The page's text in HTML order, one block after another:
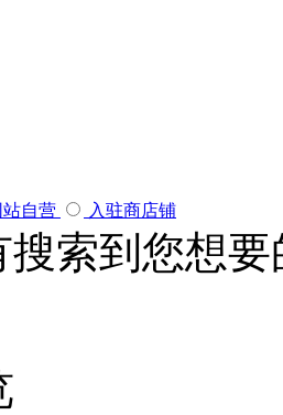
站自营 入驻商店铺
搜索到您想